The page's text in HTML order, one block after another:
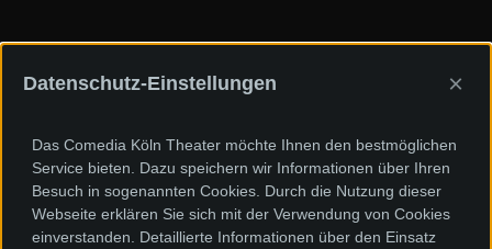
Sponsoren und Förderer
Datenschutz-Einstellungen ×
Das Comedia Köln Theater möchte Ihnen den bestmöglichen
Service bieten. Dazu speichern wir Informationen über Ihren
Besuch in sogenannten Cookies. Durch die Nutzung dieser
Webseite erklären Sie sich mit der Verwendung von Cookies
einverstanden. Detaillierte Informationen über den Einsatz